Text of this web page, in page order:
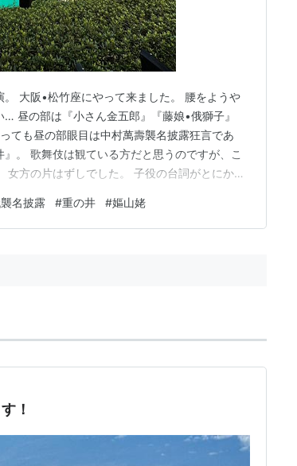
大阪•松竹座にやって来ました。 腰をようや
昼の部は『小さん金五郎』『藤娘•俄獅子』
ても昼の部眼目は中村萬壽襲名披露狂言であ
。 歌舞伎は観ている方だと思うのですが、こ
方の片はずしでした。 子役の台詞がとにかく
、勘太郎（現勘九郎）、松也、七之助、竹
郎と錚々たる御曹司…
名披露 #重の井 #嫗山姥
！